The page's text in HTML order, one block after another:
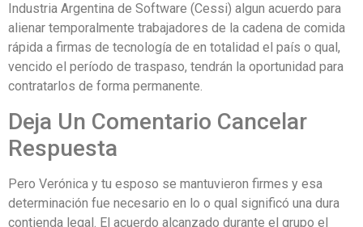
Industria Argentina de Software (Cessi) algun acuerdo para
alienar temporalmente trabajadores de la cadena de comida
rápida a firmas de tecnología de en totalidad el país o qual,
vencido el período de traspaso, tendrán la oportunidad para
contratarlos de forma permanente.
Deja Un Comentario Cancelar
Respuesta
Pero Verónica y tu esposo se mantuvieron firmes y esa
determinación fue necesario en lo o qual significó una dura
contienda legal. El acuerdo alcanzado durante el grupo el